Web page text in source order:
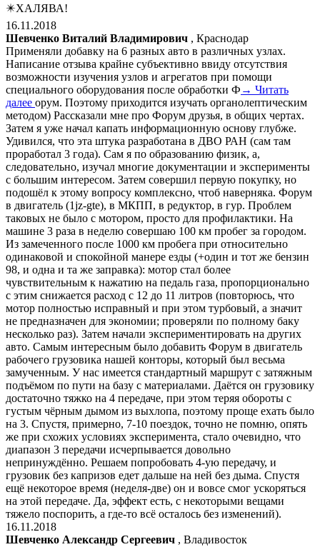
✴️ХАЛЯВА!
16.11.2018
Шевченко Виталий Владимирович , Краснодар
Применяли добавку на 6 разных авто в различных узлах.
Написание отзыва крайне субъективно ввиду отсутствия
возможности изучения узлов и агрегатов при помощи
специального оборудования после обработки Ф → Читать
далее орум. Поэтому приходится изучать органолептическим
методом) Рассказали мне про Форум друзья, в общих чертах.
Затем я уже начал капать информационную основу глубже.
Удивился, что эта штука разработана в ДВО РАН (сам там
проработал 3 года). Сам я по образованию физик, а,
следовательно, изучал многие документации и эксперименты
с большим интересом. Затем совершил первую покупку, но
подошёл к этому вопросу комплексно, чтоб наверняка. Форум
в двигатель (1jz-gte), в МКПП, в редуктор, в гур. Проблем
таковых не было с мотором, просто для профилактики. На
машине 3 раза в неделю совершаю 100 км пробег за городом.
Из замеченного после 1000 км пробега при относительно
одинаковой и спокойной манере езды (+один и тот же бензин
98, и одна и та же заправка): мотор стал более
чувствительным к нажатию на педаль газа, пропорционально
с этим снижается расход с 12 до 11 литров (повторюсь, что
мотор полностью исправный и при этом турбовый, а значит
не предназначен для экономии; проверяли по полному баку
несколько раз). Затем начали экспериментировать на других
авто. Самым интересным было добавить Форум в двигатель
рабочего грузовика нашей конторы, который был весьма
замученным. У нас имеется стандартный маршрут с затяжным
подъёмом по пути на базу с материалами. Даётся он грузовику
достаточно тяжко на 4 передаче, при этом теряя обороты с
густым чёрным дымом из выхлопа, поэтому проще ехать было
на 3. Спустя, примерно, 7-10 поездок, точно не помню, опять
же при схожих условиях эксперимента, стало очевидно, что
диапазон 3 передачи исчерпывается довольно
непринуждённо. Решаем попробовать 4-ую передачу, и
грузовик без капризов едет дальше на ней без дыма. Спустя
ещё некоторое время (неделя-две) он и вовсе смог ускоряться
на этой передаче. Да, эффект есть, с некоторыми вещами
тяжело поспорить, а где-то всё осталось без изменений).
16.11.2018
Шевченко Александр Сергеевич , Владивосток